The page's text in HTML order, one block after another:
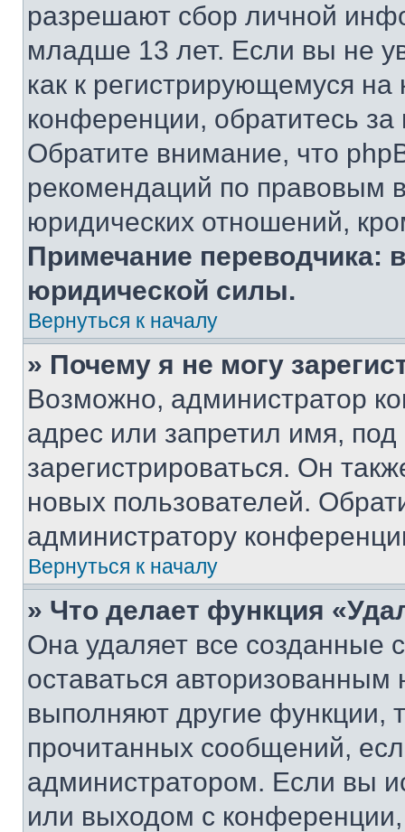
разрешают сбор личной
младше 13 лет. Если вы не
как к регистрирующемуся
конференции, обратитесь
Обратите внимание, что
рекомендаций по правовым
юридических отношений,
Примечание переводчика:
юридической силы.
Вернуться к началу
» Почему я не могу
Возможно, администратор
адрес или запретил имя,
зарегистрироваться. Он
новых пользователей.
администратору
Вернуться к началу
» Что делает функция
Она удаляет все созданные
оставаться
выполняют другие функции,
прочитанных сообщений,
администратором. Если вы
или выходом с